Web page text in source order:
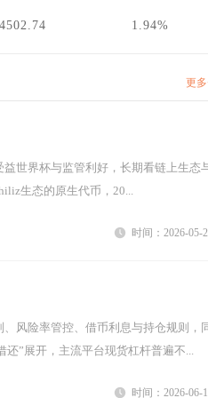
4502.74 1.94%
更
生态的原生代币，20...
时间：2026-05-
”展开，主流平台现货杠杆普遍不...
时间：2026-06-